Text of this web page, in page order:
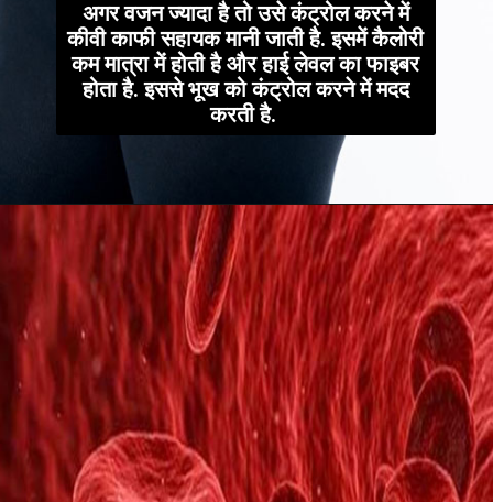
अगर वजन ज्यादा है तो उसे कंट्रोल करने में
कीवी काफी सहायक मानी जाती है. इसमें कैलोरी
कम मात्रा में होती है और हाई लेवल का फाइबर
होता है. इससे भूख को कंट्रोल करने में मदद
करती है.